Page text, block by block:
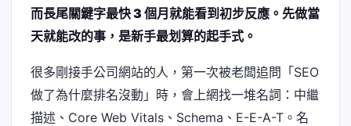
而長尾關鍵字最快 3 個月就能看到初步反應。先做當
天就能改的事，是新手最划算的起手式。
很多剛接手公司網站的人，第一次被老闆追問「SEO
做了為什麼排名沒動」時，會上網找一堆名詞：中繼
描述、Core Web Vitals、Schema、E-E-A-T。名